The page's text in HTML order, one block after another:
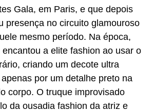
Gala, em Paris, e que depois
presença no circuito glamouroso
mesmo período. Na época,
a elite fashion ao usar o
criando um decote ultra
por um detalhe preto na
corpo. O truque improvisado
da ousadia fashion da atriz e